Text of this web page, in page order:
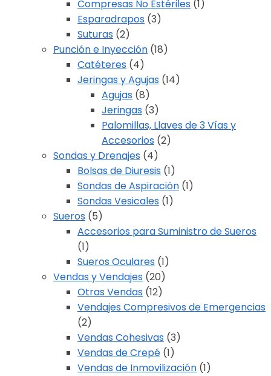
Compresas No Estériles (1)
Esparadrapos (3)
Suturas (2)
Punción e Inyección (18)
Catéteres (4)
Jeringas y Agujas (14)
Agujas (8)
Jeringas (3)
Palomillas, Llaves de 3 Vías y
Accesorios (2)
Sondas y Drenajes (4)
Bolsas de Diuresis (1)
Sondas de Aspiración (1)
Sondas Vesicales (1)
Sueros (5)
Accesorios para Suministro de Sueros
(1)
Sueros Oculares (1)
Vendas y Vendajes (20)
Otras Vendas (12)
Vendajes Compresivos de Emergencias
(2)
Vendas Cohesivas (3)
Vendas de Crepé (1)
Vendas de Inmovilización (1)